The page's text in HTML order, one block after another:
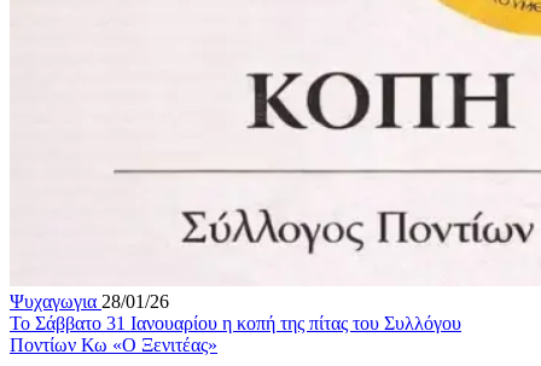
Ψυχαγωγια 28/01/26
Το Σάββατο 31 Ιανουαρίου η κοπή της πίτας του Συλλόγου
Ποντίων Κω «Ο Ξενιτέας»